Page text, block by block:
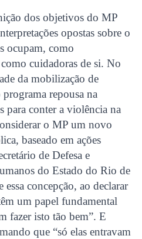
dos objetivos do MP
opostas sobre o
ocupam, como
cuidadoras de si. No
da mobilização de
repousa na
para conter a violência na
o MP um novo
baseado em ações
de Defesa e
do Estado do Rio de
concepção, ao declarar
um papel fundamental
fazer isto tão bem”. E
que “só elas entravam